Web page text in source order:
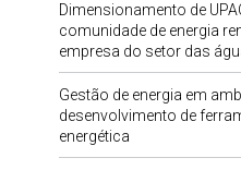
Dimensionamento de
comunidade de energia
empresa do setor das
Gestão de energia em
desenvolvimento de
energética